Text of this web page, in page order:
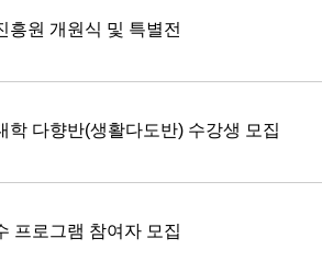
흥원 개원식 및 특별전
학 다향반(생활다도반) 수강생 모집
프로그램 참여자 모집